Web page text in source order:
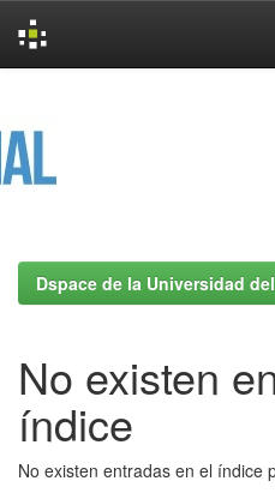
Dspace de la Universidad
No existen
índice
No existen entradas en el índice